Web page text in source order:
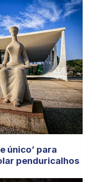
único’ para
penduricalhos